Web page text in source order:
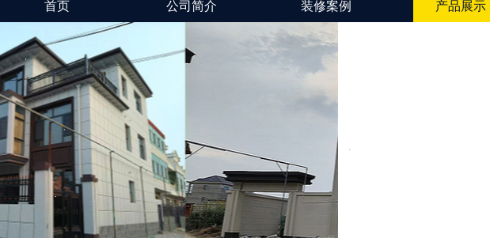
首页 公司简介 装修案例 产品展示